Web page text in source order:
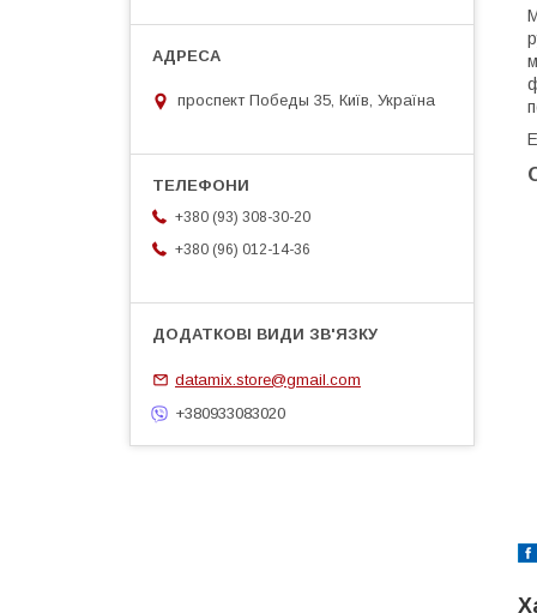
проспект Победы 35, Київ, Україна
+380 (93) 308-30-20
+380 (96) 012-14-36
datamix.store@gmail.com
+380933083020